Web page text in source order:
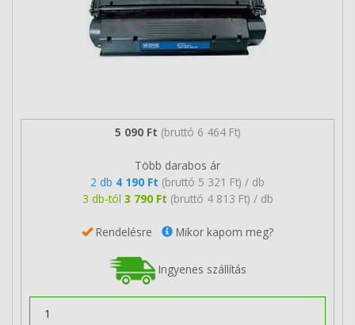
5 090 Ft (bruttó 6 464 Ft)
Több darabos ár
2 db 4 190 Ft (bruttó 5 321 Ft) / db
3 db-tól 3 790 Ft (bruttó 4 813 Ft) / db
Rendelésre Mikor kapom meg?
Ingyenes szállítás